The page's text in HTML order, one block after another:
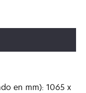
en mm): 1065 x